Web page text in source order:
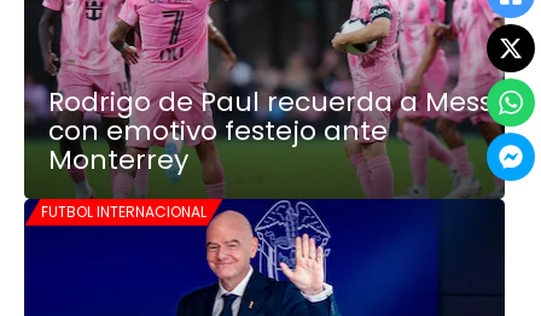
Rodrigo de Paul recuerda a Messi
con emotivo festejo ante
Monterrey
FUTBOL INTERNACIONAL